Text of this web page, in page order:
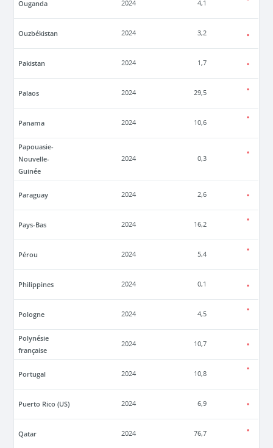
Ouganda 2024 4,1
Ouzbékistan 2024 3,2
Pakistan 2024 1,7
Palaos 2024 29,5
Panama 2024 10,6
Papouasie-
Nouvelle-
Guinée
2024 0,3
Paraguay 2024 2,6
Pays-Bas 2024 16,2
Pérou 2024 5,4
Philippines 2024 0,1
Pologne 2024 4,5
Polynésie
française
2024 10,7
Portugal 2024 10,8
Puerto Rico (US) 2024 6,9
Qatar 2024 76,7